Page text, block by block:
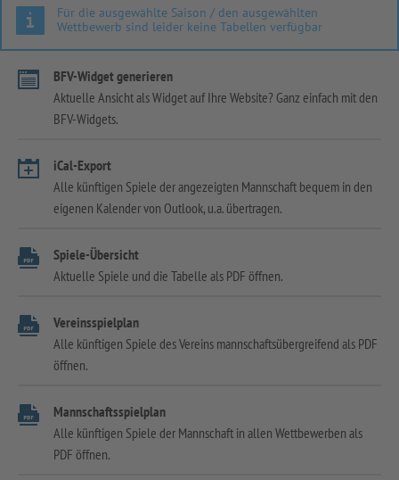
Für die ausgewählte Saison / den ausgewählten
Wettbewerb sind leider keine Tabellen verfügbar
BFV-Widget generieren
Aktuelle Ansicht als Widget auf Ihre Website? Ganz einfach mit den
BFV-Widgets.
iCal-Export
Alle künftigen Spiele der angezeigten Mannschaft bequem in den
eigenen Kalender von Outlook, u.a. übertragen.
Spiele-Übersicht
Aktuelle Spiele und die Tabelle als PDF öffnen.
Vereinsspielplan
Alle künftigen Spiele des Vereins mannschaftsübergreifend als PDF
öffnen.
Mannschaftsspielplan
Alle künftigen Spiele der Mannschaft in allen Wettbewerben als
PDF öffnen.